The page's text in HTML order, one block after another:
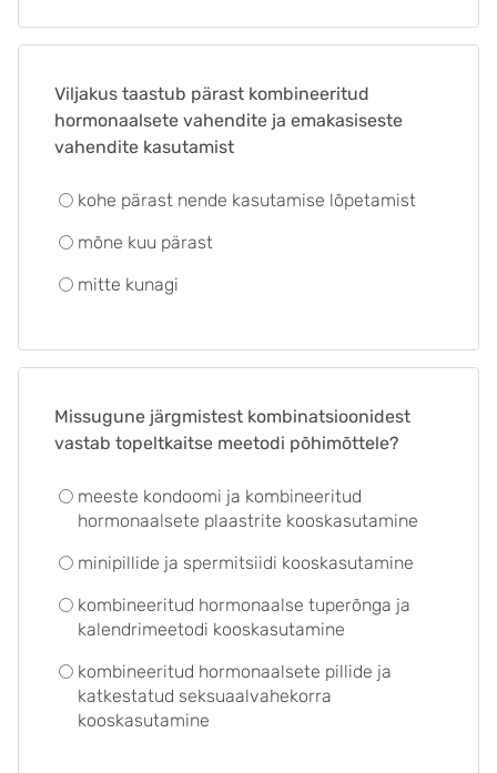
Viljakus taastub pärast kombineeritud
hormonaalsete vahendite ja emakasiseste
vahendite kasutamist
kohe pärast nende kasutamise lõpetamist
mõne kuu pärast
mitte kunagi
Missugune järgmistest kombinatsioonidest
vastab topeltkaitse meetodi põhimõttele?
meeste kondoomi ja kombineeritud
hormonaalsete plaastrite kooskasutamine
minipillide ja spermitsiidi kooskasutamine
kombineeritud hormonaalse tuperõnga ja
kalendrimeetodi kooskasutamine
kombineeritud hormonaalsete pillide ja
katkestatud seksuaalvahekorra
kooskasutamine